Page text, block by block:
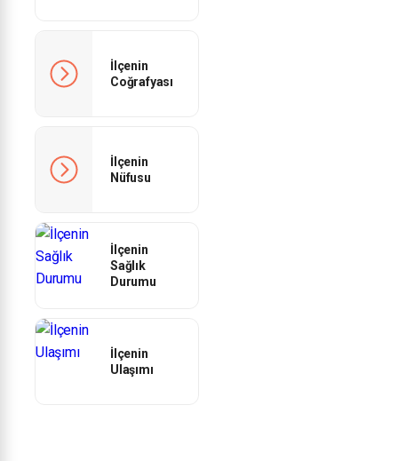
İlçenin
Coğrafyası
İlçenin
Nüfusu
İlçenin
Sağlık
Durumu
İlçenin
Ulaşımı